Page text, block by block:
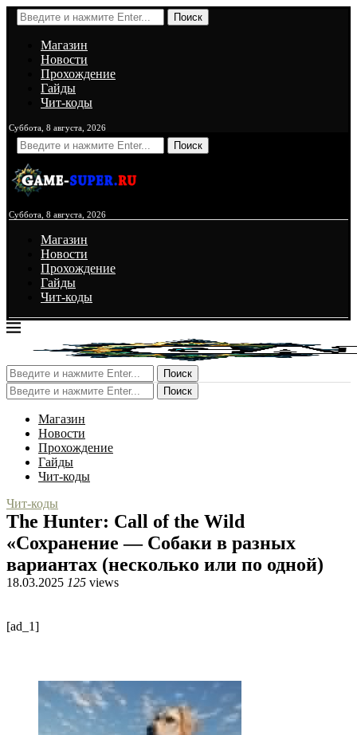
Поиск
Магазин
Новости
Прохождение
Гайды
Чит-коды
Суббота, 8 августа, 2026
Поиск
Суббота, 8 августа, 2026
Магазин
Новости
Прохождение
Гайды
Чит-коды
Поиск
Поиск
Магазин
Новости
Прохождение
Гайды
Чит-коды
Чит-коды
The Hunter: Call of the Wild
«Сохранение — Собаки в разных
вариантах (несколько или по одной)
18.03.2025 125 views
[ad_1]